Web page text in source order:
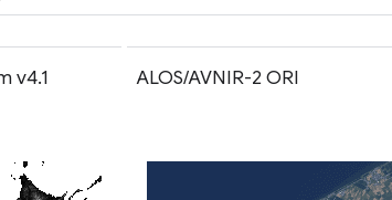
v4.1 ALOS/AVNIR-2 ORI